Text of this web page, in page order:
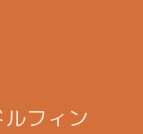
フィン